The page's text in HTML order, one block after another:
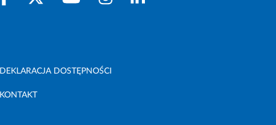
DEKLARACJA DOSTĘPNOŚCI
KONTAKT